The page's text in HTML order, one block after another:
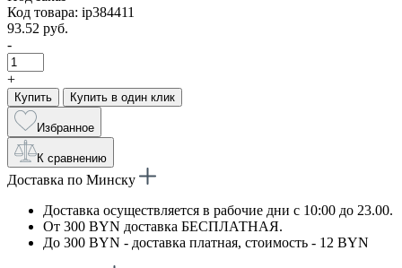
Код товара: ip384411
93.52 руб.
-
+
Купить Купить в один клик
Избранное
К сравнению
Доставка по Минску
Доставка осуществляется в рабочие дни с 10:00 до 23.00.
От 300 BYN доставка БЕСПЛАТНАЯ.
До 300 BYN - доставка платная, стоимость - 12 BYN